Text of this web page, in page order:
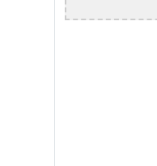
আইল্যান্ড